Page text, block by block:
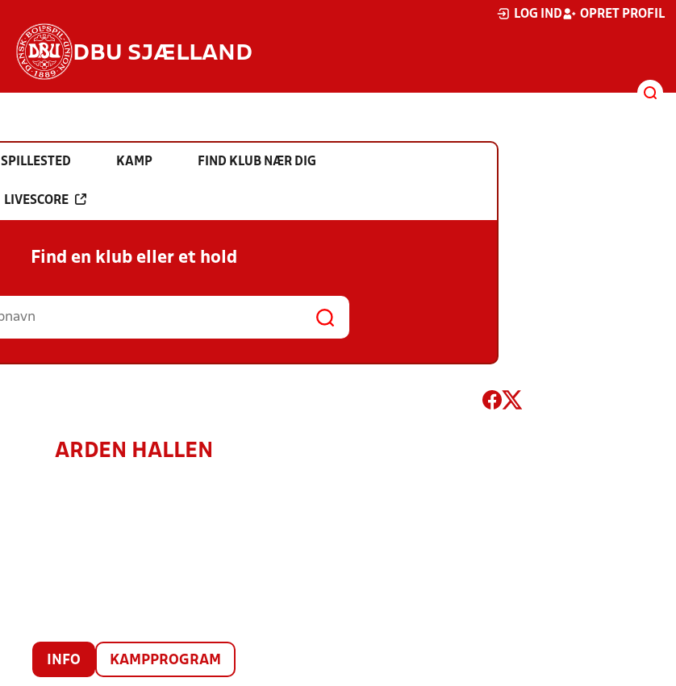
LOG IND OPRET PROFIL
DBU SJÆLLAND
SPILLESTED KAMP FIND KLUB NÆR DIG
LIVESCORE
Find en klub eller et hold
ARDEN HALLEN
INFO KAMPPROGRAM